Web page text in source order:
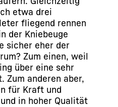
etwa drei
fliegend rennen
der Kniebeuge
sicher eher der
Zum einen, weil
über eine sehr
Zum anderen aber,
für Kraft und
in hoher Qualität